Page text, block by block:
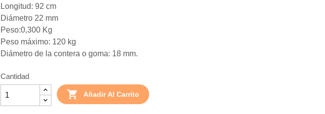
Longitud: 92 cm
Diámetro 22 mm
Peso:0,300 Kg
Peso máximo: 120 kg
Diámetro de la contera o goma: 18 mm.
Cantidad
 Añadir Al Carrito